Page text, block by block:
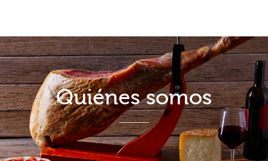
Quiénes somos